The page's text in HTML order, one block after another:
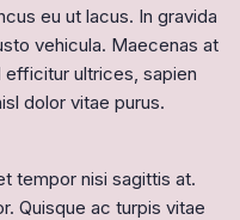
eu ut lacus. In gravida
vehicula. Maecenas at
ultrices, sapien
dolor vitae purus.
tempor nisi sagittis at.
Quisque ac turpis vitae